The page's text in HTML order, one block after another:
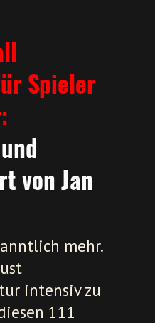
Spieler
von Jan
mehr.
intensiv zu
111